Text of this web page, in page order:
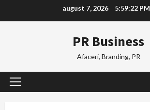
august 7, 2026 5:59:23 PM
PR Business
Afaceri, Branding, PR
Primary